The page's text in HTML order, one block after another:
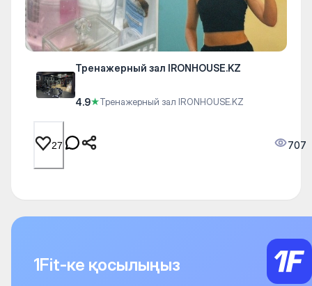
Тренажерный зал IRONHOUSE.KZ
4.9★Тренажерный зал IRONHOUSE.KZ
27 707
1Fit-ке қосылыңыз